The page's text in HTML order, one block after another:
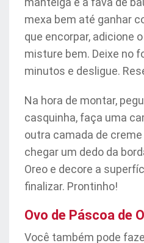
mexa bem até ganhar
que encorpar, adicione
misture bem. Deixe no
minutos e desligue.
Na hora de montar,
casquinha, faça uma
outra camada de
chegar um dedo da
Oreo e decore a
finalizar. Prontinho!
Ovo de Páscoa de
Você também pode